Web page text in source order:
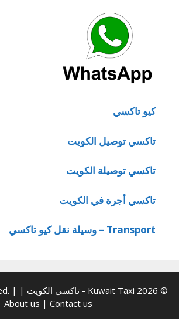
كيو تاكسي
تاكسي توصيل الكويت
تاكسي توصيلة الكويت
تاكسي أجرة في الكويت
Transport – وسيلة نقل كيو تاكسي
© 2026 Kuwait Taxi - تاكسي الكويت | All Rights Reserved. |
About us | Contact us